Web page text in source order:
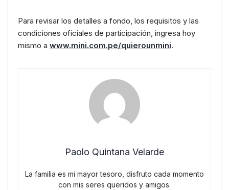
Para revisar los detalles a fondo, los requisitos y las
condiciones oficiales de participación, ingresa hoy
mismo a www.mini.com.pe/quierounmini.
Paolo Quintana Velarde
La familia es mi mayor tesoro, disfruto cada momento
con mis seres queridos y amigos.